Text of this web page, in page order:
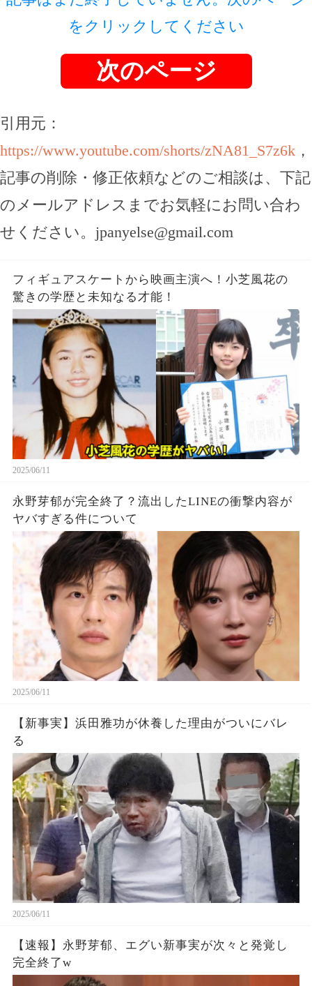
をクリックしてください
次のページ
引用元：
https://www.youtube.com/shorts/zNA81_S7z6k ，
記事の削除・修正依頼などのご相談は、下記
のメールアドレスまでお気軽にお問い合わ
せください。 jpanyelse@gmail.com
フィギュアスケートから映画主演へ！小芝風花の
驚きの学歴と未知なる才能！
2025/06/11
永野芽郁が完全終了？流出したLINEの衝撃内容が
ヤバすぎる件について
2025/06/11
【新事実】浜田雅功が休養した理由がついにバレ
る
2025/06/11
【速報】永野芽郁、エグい新事実が次々と発覚し
完全終了w